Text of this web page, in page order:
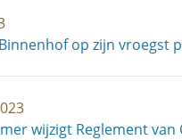
op zijn vroegst
wijzigt Reglement van